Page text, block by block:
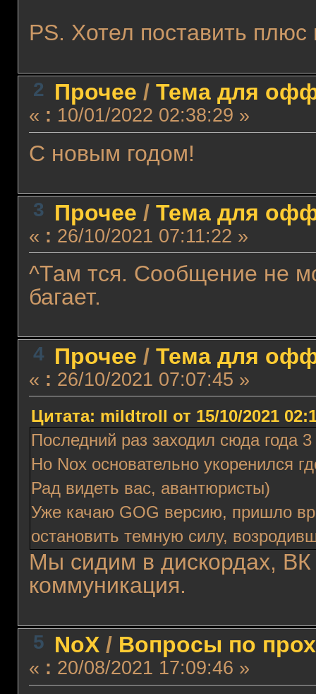
PS. Хотел поставить
2 Прочее / Тема для
« : 10/01/2022 02:38:29 »
С новым годом!
3 Прочее / Тема для
« : 26/10/2021 07:11:22 »
^Там тся. Сообщение не
багает.
4 Прочее / Тема для
« : 26/10/2021 07:07:45 »
Цитата: mildtroll от 15/10/2021
Последний раз заходил сюда года 3
Но Nox основательно укоренился
Рад видеть вас, авантюристы)
Уже качаю GOG версию, пришло
остановить темную силу,
Мы сидим в дискордах, ВК
коммуникация.
5 NoX/ Вопросы по
« : 20/08/2021 17:09:46 »